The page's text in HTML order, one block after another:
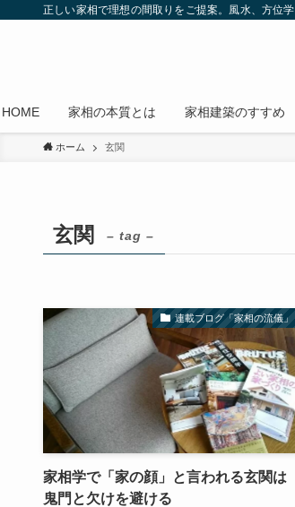
正しい家相で理想の間取りをご提案。風水、方位学
HOME 家相の本質とは 家相建築のすすめ
ホーム 玄関
玄関 – tag –
連載ブログ「家相の流儀」
家相学で「家の顔」と言われる玄関は
鬼門と欠けを避ける